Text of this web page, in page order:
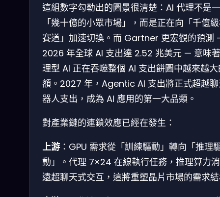
這組數字勾勒出的圖景很清楚：AI 代理不是
「幾十億的小眾市場」，而是正在向「千億
賽道」加速切換。而 Gartner 更宏觀的預測
2026 年全球 AI 支出達 2.52 兆美元 — 意味
理型 AI 正在吞噬整個 AI 支出餅圖中越來越
額。2027 年，Agentic AI 支出將正式超越
器人支出，成為 AI 應用的第一大品類。
對產業鏈的連鎖效應已經在發生：
上游 ：GPU 需求從「訓練驅動」轉向「推理
動」。代理 7×24 在線執行任務，推理算力
遠超聊天式交互，這將重塑晶片市場的需求